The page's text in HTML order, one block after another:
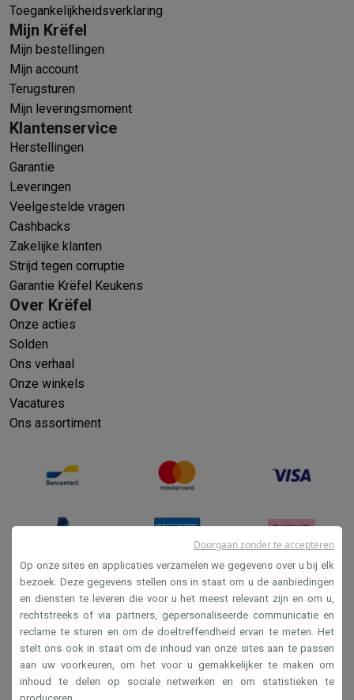
Toegankelijkheidsverklaring
Mijn Krëfel
Mijn bestellingen
Mijn account
Terugsturen
Mijn leveringsmoment
Klantenservice
Herstellingen
Garantie
Leveringen
Veelgestelde vragen
Cashbacks
Zakelijke klanten
Strijd tegen corruptie
Garantie Krëfel Keukens
Over Krëfel
Onze acties
Solden
Ons verhaal
Onze winkels
Vacatures
Ons assortiment
Verkoopsvoorwaarden
Privacy
Disclaimer
Cookies
Op onze sites en applicaties verzamelen we gegevens over u bij elk
bezoek. Deze gegevens stellen ons in staat om u de aanbiedingen
en diensten te leveren die voor u het meest relevant zijn en om u,
rechtstreeks of via partners, gepersonaliseerde communicatie en
reclame te sturen en om de doeltreffendheid ervan te meten. Het
stelt ons ook in staat om de inhoud van onze sites aan te passen
aan uw voorkeuren, om het voor u gemakkelijker te maken om
inhoud te delen op sociale netwerken en om statistieken te
Doorgaan zonder te accepteren